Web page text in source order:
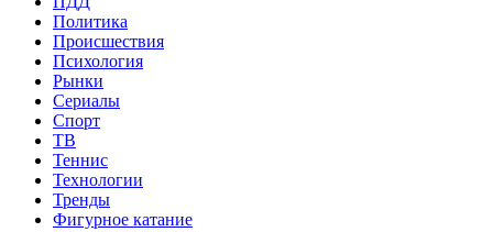
Политика
Происшествия
Психология
Рынки
Сериалы
Спорт
ТВ
Теннис
Технологии
Тренды
Фигурное катание